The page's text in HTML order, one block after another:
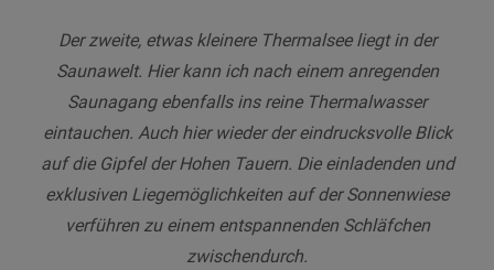
Der zweite, etwas kleinere Thermalsee liegt in der
Saunawelt. Hier kann ich nach einem anregenden
Saunagang ebenfalls ins reine Thermalwasser
eintauchen. Auch hier wieder der eindrucksvolle Blick
auf die Gipfel der Hohen Tauern. Die einladenden und
exklusiven Liegemöglichkeiten auf der Sonnenwiese
verführen zu einem entspannenden Schläfchen
zwischendurch.